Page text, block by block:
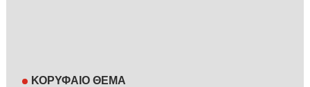
ΚΟΡΥΦΑΙΟ ΘΕΜΑ